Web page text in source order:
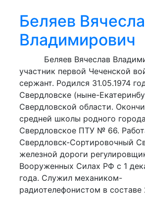
Беляев
Владимирович
Беляев Вячеслав
участник первой Чеченской
сержант. Родился 31.05.1974
Свердловске (ныне-
Свердловской области.
средней школы родного
Свердловское ПТУ № 66.
Свердловск-Сортировочный
железной дороги
Вооруженных Силах РФ с 1
года. Служил механиком-
радиотелефонистом в